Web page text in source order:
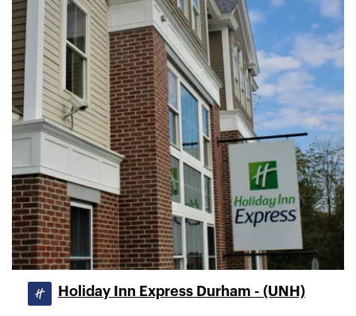
Holiday Inn Express Durham - (UNH)